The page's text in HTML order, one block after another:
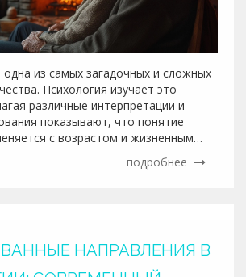
из самых загадочных и сложных
Психология изучает это
различные интерпретации и
показывают, что понятие
с возрастом и жизненным
подробно рассматриваются
влияющие на наше понимание
подробнее
НАПРАВЛЕНИЯ В